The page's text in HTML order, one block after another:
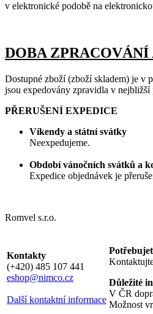
v elektronické podobě na
DOBA
Dostupné zboží (zboží skladem) je v
jsou expedovány zpravidla v nejbližší
PŘERUŠENÍ EXPEDICE
Víkendy a státní svátky
Neexpedujeme.
Období vánočních svátků a
Expedice objednávek je
Romvel s.r.o.
Kontakty
(+420) 485 107 441
eshop@nimco.cz
Další kontaktní informace
Důležité
V ČR
Možnost